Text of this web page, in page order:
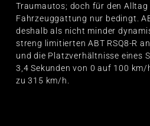
Traumautos; doch für den Alltag
Fahrzeuggattung nur bedingt.
deshalb als nicht minder
streng limitierten ABT RSQ8-R
und die Platzverhältnisse eines
3,4 Sekunden von 0 auf 100
zu 315 km/h.